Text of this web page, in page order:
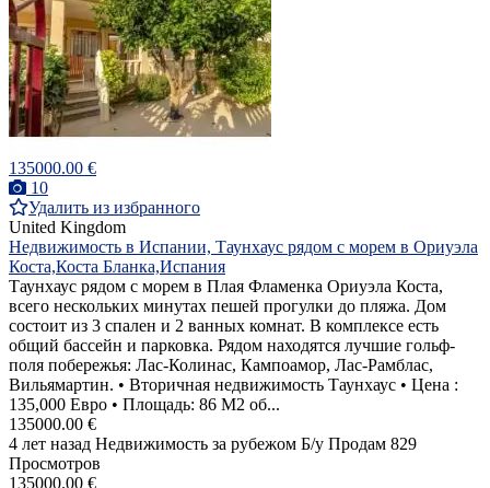
135000.00 €
10
Удалить из избранного
United Kingdom
Недвижимость в Испании, Таунхаус рядом с морем в Ориуэла
Коста,Коста Бланка,Испания
Таунхаус рядом с морем в Плая Фламенка Ориуэла Коста,
всего нескольких минутах пешей прогулки до пляжа. Дом
состоит из 3 спален и 2 ванных комнат. В комплексе есть
общий бассейн и парковка. Рядом находятся лучшие гольф-
поля побережья: Лас-Колинас, Кампоамор, Лас-Рамблас,
Вильямартин. • Вторичная недвижимость Таунхаус • Цена :
135,000 Евро • Площадь: 86 M2 об...
135000.00 €
4 лет назад Недвижимость за рубежом Б/у Продам 829
Просмотров
135000.00 €